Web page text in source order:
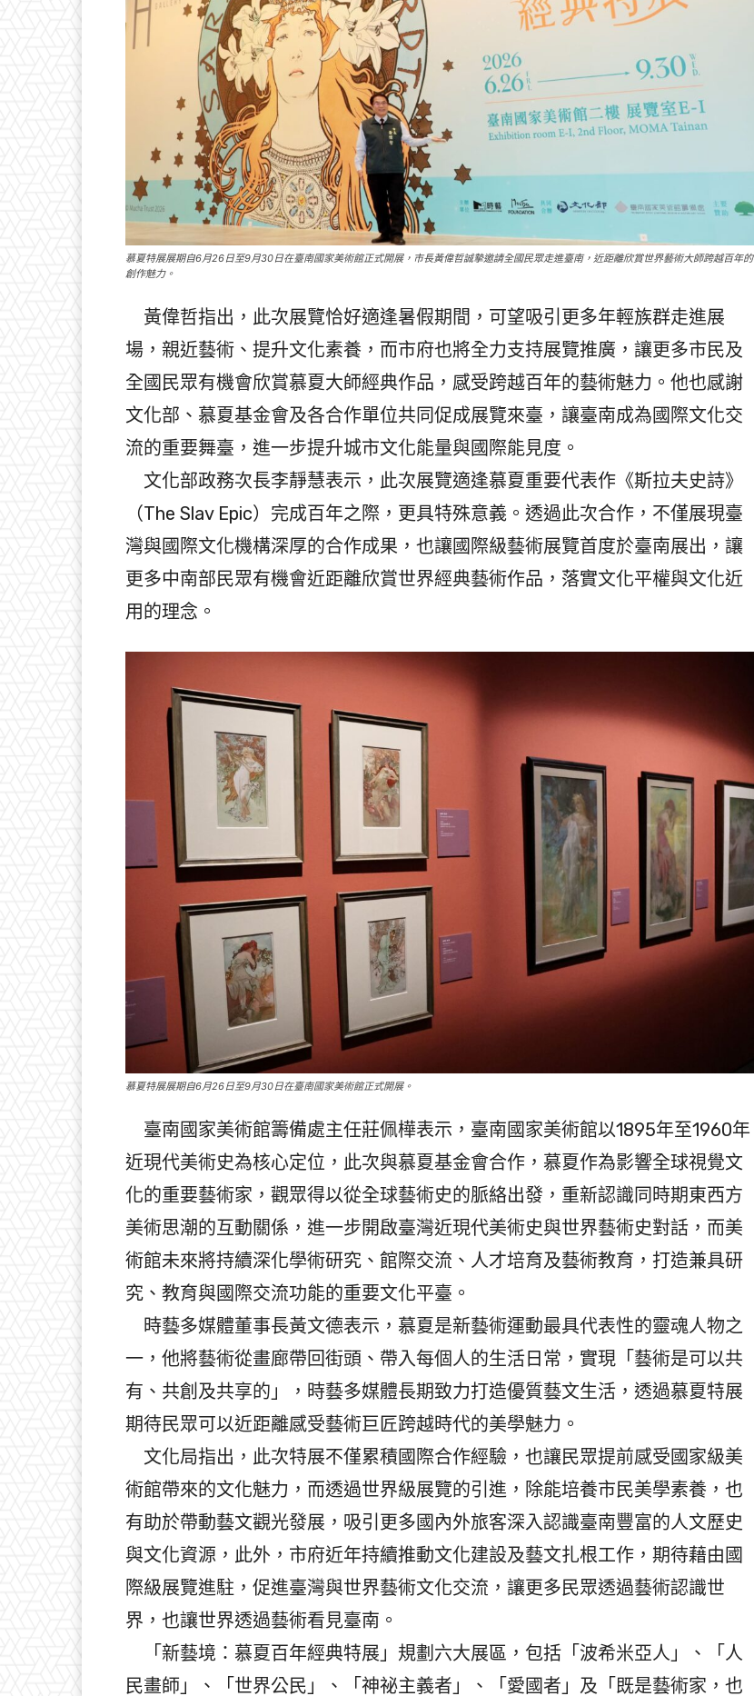
慕夏特展展期自6月26日至9月30日在臺南國家美術館正式開展，市長黃偉哲誠摯邀請全國民眾走進臺南，近距離欣賞世界藝術大師跨越百年的
創作魅力。
黃偉哲指出，此次展覽恰好適逢暑假期間，可望吸引更多年輕族群走進展
場，親近藝術、提升文化素養，而市府也將全力支持展覽推廣，讓更多市民及
全國民眾有機會欣賞慕夏大師經典作品，感受跨越百年的藝術魅力。他也感謝
文化部、慕夏基金會及各合作單位共同促成展覽來臺，讓臺南成為國際文化交
流的重要舞臺，進一步提升城市文化能量與國際能見度。
文化部政務次長李靜慧表示，此次展覽適逢慕夏重要代表作《斯拉夫史詩》
（The Slav Epic）完成百年之際，更具特殊意義。透過此次合作，不僅展現臺
灣與國際文化機構深厚的合作成果，也讓國際級藝術展覽首度於臺南展出，讓
更多中南部民眾有機會近距離欣賞世界經典藝術作品，落實文化平權與文化近
用的理念。
慕夏特展展期自6月26日至9月30日在臺南國家美術館正式開展。
臺南國家美術館籌備處主任莊佩樺表示，臺南國家美術館以1895年至1960年
近現代美術史為核心定位，此次與慕夏基金會合作，慕夏作為影響全球視覺文
化的重要藝術家，觀眾得以從全球藝術史的脈絡出發，重新認識同時期東西方
美術思潮的互動關係，進一步開啟臺灣近現代美術史與世界藝術史對話，而美
術館未來將持續深化學術研究、館際交流、人才培育及藝術教育，打造兼具研
究、教育與國際交流功能的重要文化平臺。
時藝多媒體董事長黃文德表示，慕夏是新藝術運動最具代表性的靈魂人物之
一，他將藝術從畫廊帶回街頭、帶入每個人的生活日常，實現「藝術是可以共
有、共創及共享的」，時藝多媒體長期致力打造優質藝文生活，透過慕夏特展
期待民眾可以近距離感受藝術巨匠跨越時代的美學魅力。
文化局指出，此次特展不僅累積國際合作經驗，也讓民眾提前感受國家級美
術館帶來的文化魅力，而透過世界級展覽的引進，除能培養市民美學素養，也
有助於帶動藝文觀光發展，吸引更多國內外旅客深入認識臺南豐富的人文歷史
與文化資源，此外，市府近年持續推動文化建設及藝文扎根工作，期待藉由國
際級展覽進駐，促進臺灣與世界藝術文化交流，讓更多民眾透過藝術認識世
界，也讓世界透過藝術看見臺南。
「新藝境：慕夏百年經典特展」規劃六大展區，包括「波希米亞人」、「人
民畫師」、「世界公民」、「神祕主義者」、「愛國者」及「既是藝術家，也